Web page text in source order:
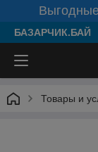
БАЗАРЧИК.БАЙ
Товары и